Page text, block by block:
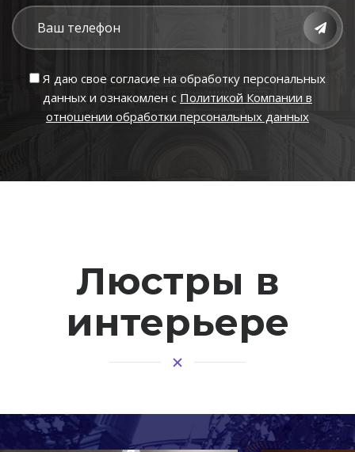
Я даю свое согласие на обработку персональных
данных и ознакомлен с Политикой Компании в
отношении обработки персональных данных
Люстры в
интерьере